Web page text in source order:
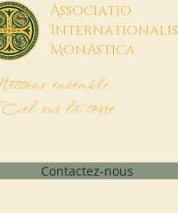
Associatio
Internationalis
MonAstica
ensemble
Ciel sur la terre
Contactez-nous